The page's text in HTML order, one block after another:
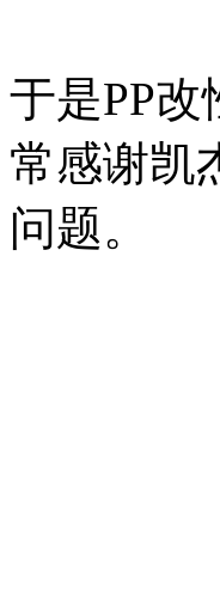
于是PP改
常感谢凯
问题。